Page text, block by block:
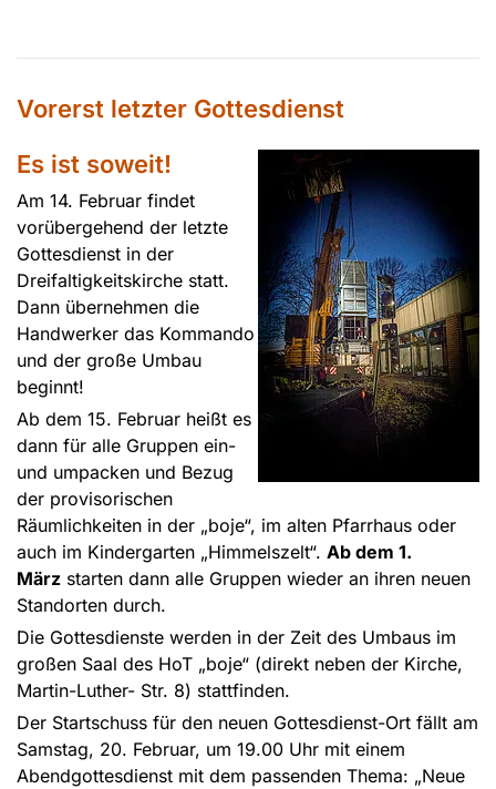
Vorerst letzter Gottesdienst
Es ist soweit!
Am 14. Februar findet
vorübergehend der letzte
Gottesdienst in der
Dreifaltigkeitskirche statt.
Dann übernehmen die
Handwerker das Kommando
und der große Umbau
beginnt!
Ab dem 15. Februar heißt es
dann für alle Gruppen ein-
und umpacken und Bezug
der provisorischen
Räumlichkeiten in der „boje“, im alten Pfarrhaus oder
auch im Kindergarten „Himmelszelt“. Ab dem 1.
März starten dann alle Gruppen wieder an ihren neuen
Standorten durch.
Die Gottesdienste werden in der Zeit des Umbaus im
großen Saal des HoT „boje“ (direkt neben der Kirche,
Martin-Luther- Str. 8) stattfinden.
Der Startschuss für den neuen Gottesdienst-Ort fällt am
Samstag, 20. Februar, um 19.00 Uhr mit einem
Abendgottesdienst mit dem passenden Thema: „Neue